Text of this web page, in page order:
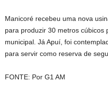
Manicoré recebeu uma nova
para produzir 30 metros cúbicos
municipal. Já Apuí, foi
para servir como reserva de
FONTE: Por G1 AM